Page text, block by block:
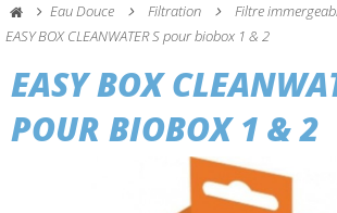
Eau Douce Filtration
Filtre
EASY BOX CLEANWATER S pour biobox 1 & 2
EASY BOX
POUR BIOBOX 1 & 2